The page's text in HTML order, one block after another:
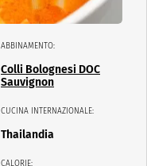
ABBINAMENTO:
Colli Bolognesi DOC
Sauvignon
CUCINA INTERNAZIONALE:
Thailandia
CALORIE: